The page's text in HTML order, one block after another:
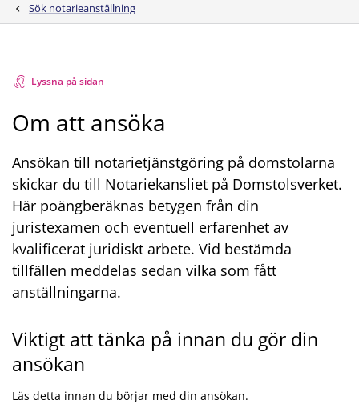
Sök notarieanställning
Lyssna på sidan
Om att ansöka
Ansökan till notarietjänstgöring på domstolarna
skickar du till Notariekansliet på Domstolsverket.
Här poängberäknas betygen från din
juristexamen och eventuell erfarenhet av
kvalificerat juridiskt arbete. Vid bestämda
tillfällen meddelas sedan vilka som fått
anställningarna.
Viktigt att tänka på innan du gör din
ansökan
Läs detta innan du börjar med din ansökan.